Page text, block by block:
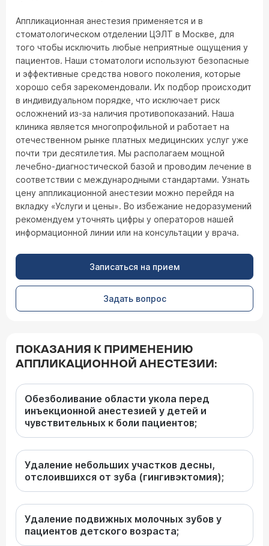
Аппликационная анестезия применяется и в
стоматологическом отделении ЦЭЛТ в Москве, для
того чтобы исключить любые неприятные ощущения у
пациентов. Наши стоматологи используют безопасные
и эффективные средства нового поколения, которые
хорошо себя зарекомендовали. Их подбор происходит
в индивидуальном порядке, что исключает риск
осложнений из-за наличия противопоказаний. Наша
клиника является многопрофильной и работает на
отечественном рынке платных медицинских услуг уже
почти три десятилетия. Мы располагаем мощной
лечебно-диагностической базой и проводим лечение в
соответствии с международными стандартами. Узнать
цену аппликационной анестезии можно перейдя на
вкладку «Услуги и цены». Во избежание недоразумений
рекомендуем уточнять цифры у операторов нашей
информационной линии или на консультации у врача.
Записаться на прием
Задать вопрос
ПОКАЗАНИЯ К ПРИМЕНЕНИЮ
АППЛИКАЦИОННОЙ АНЕСТЕЗИИ:
Обезболивание области укола перед
инъекционной анестезией у детей и
чувствительных к боли пациентов;
Удаление небольших участков десны,
отслоившихся от зуба (гингивэктомия);
Удаление подвижных молочных зубов у
пациентов детского возраста;